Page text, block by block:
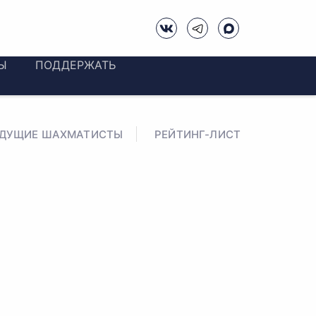
ПОДДЕРЖАТЬ
ШАХМАТИСТЫ РЕЙТИНГ-ЛИСТ